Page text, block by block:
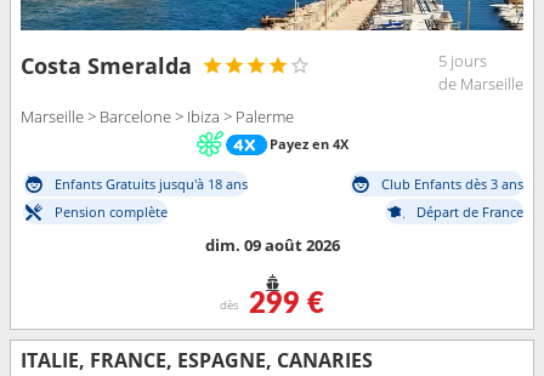
Costa Smeralda
5 jours
de Marseille
Marseille > Barcelone > Ibiza > Palerme
Payez en 4X
Enfants Gratuits jusqu'à 18 ans
Club Enfants dès 3 ans
Pension complète
Départ de France
dim. 09 août 2026
dès 299 €
ITALIE, FRANCE, ESPAGNE, CANARIES